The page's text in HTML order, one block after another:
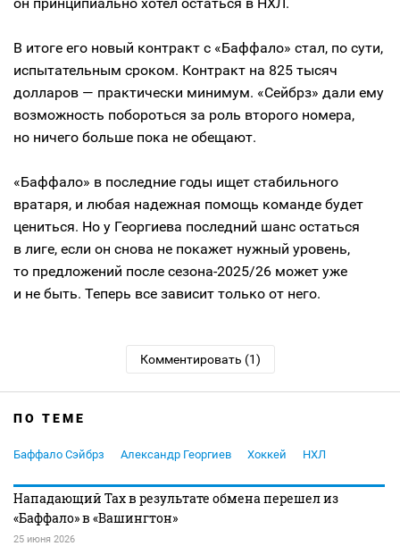
В итоге его новый контракт с «Баффало» стал, по сути,
испытательным сроком. Контракт на 825 тысяч
долларов — практически минимум. «Сейбрз» дали ему
возможность побороться за роль второго номера,
но ничего больше пока не обещают.
«Баффало» в последние годы ищет стабильного
вратаря, и любая надежная помощь команде будет
цениться. Но у Георгиева последний шанс остаться
в лиге, если он снова не покажет нужный уровень,
то предложений после сезона-2025/26 может уже
и не быть. Теперь все зависит только от него.
Комментировать (1)
ПО ТЕМЕ
Баффало Сэйбрз Александр Георгиев Хоккей НХЛ
Нападающий Тах в результате обмена перешел из
«Баффало» в «Вашингтон»
25 июня 2026